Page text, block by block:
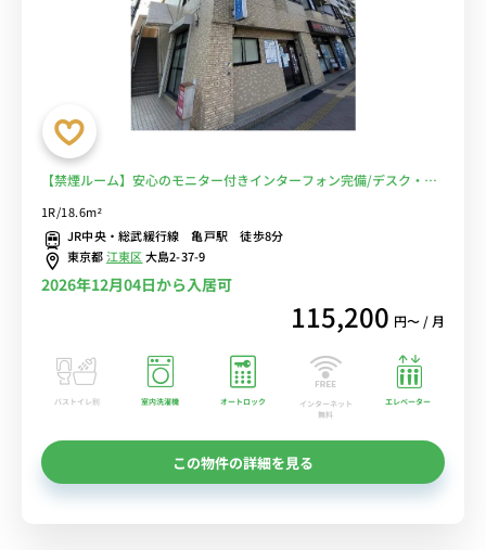
【禁煙ルーム】安心のモニター付きインターフォン完備/デスク・チ
ェア＆たっぷり収納2ドア冷蔵庫など生活家電のあるお部屋■選べる
Wi-Fi格安レンタル中！
1R/18.6m²
JR中央・総武緩行線 亀戸駅 徒歩8分
東京都江東区大島2-37-9
2026年12月04日から入居可
115,200 円〜 / 月
バストイレ別 室内洗濯機 オートロック
インターネット
無料
エレベーター
この物件の詳細を見る